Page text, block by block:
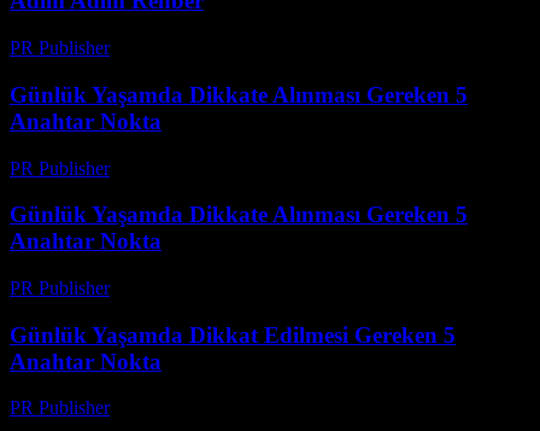
PR Publisher-
Günlük Yaşamda Dikkate Alınması Gereken 5
Anahtar Nokta
PR Publisher-
Günlük Yaşamda Dikkate Alınması Gereken 5
Anahtar Nokta
PR Publisher-
Günlük Yaşamda Dikkat Edilmesi Gereken 5
Anahtar Nokta
PR Publisher-